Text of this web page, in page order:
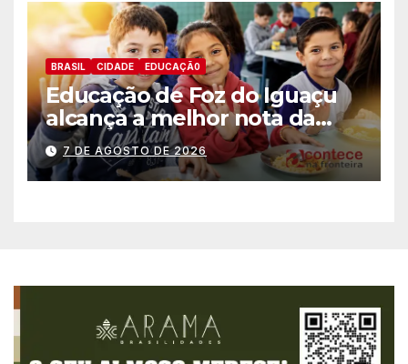
BRASIL CIDADE EDUCAÇÃ0
Educação de Foz do Iguaçu
alcança a melhor nota da
história no IDEB
7 DE AGOSTO DE 2026